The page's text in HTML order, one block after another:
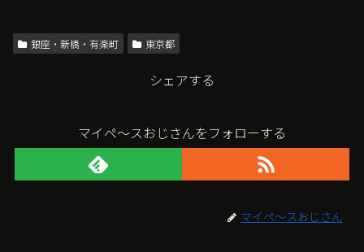
銀座・新橋・有楽町 東京都
シェアする
マイペ〜スおじさんをフォローする
マイペ〜スおじさん